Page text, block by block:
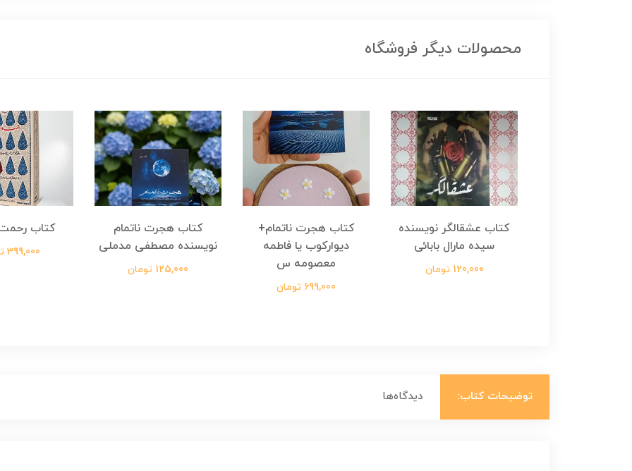
محصولات دیگر فروشگاه
کتاب عشقالگر نویسنده
سیده مارال بابائی
120,000 تومان
کتاب هجرت ناتمام+
دیوارکوب یا فاطمه
معصومه س
699,000 تومان
کتاب هجرت ناتمام
نویسنده مصطفی مدملی
125,000 تومان
کتاب
399,000 تومان
توضیحات کتاب: دیدگاه‌ها